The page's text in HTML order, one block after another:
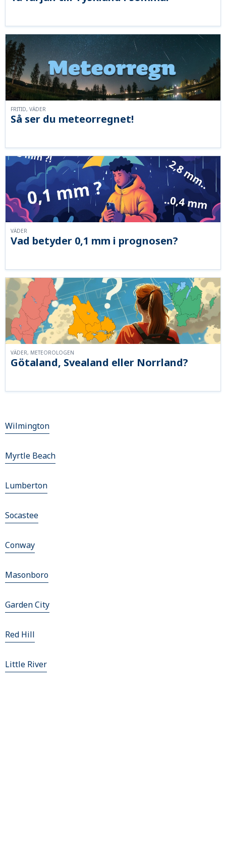
Så ser du meteorregnet!
FRITID, VÄDER
Vad betyder 0,1 mm i prognosen?
VÄDER
Götaland, Svealand eller Norrland?
VÄDER, METEOROLOGEN
Wilmington
Myrtle Beach
Lumberton
Socastee
Conway
Masonboro
Garden City
Red Hill
Little River